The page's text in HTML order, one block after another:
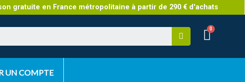
gratuite en France métropolitaine à partir de 290 € d'achats
UN COMPTE